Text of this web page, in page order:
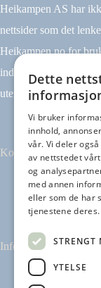
Heikampen AS har
nettsider som det
Heikampen.no for
indeksering (for
uten avtale.
Kontakt
Informasjon
Leseguide
Dette
Vi bruker
innhold,
vår. Vi deler
av nettstedet
og
med annen
eller som de har
tjenestene deres.
STRENGT
YTELSE